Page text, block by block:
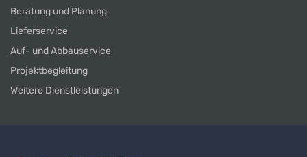
Beratung und Planung
Lieferservice
Auf- und Abbauservice
Projektbegleitung
Weitere Dienstleistungen